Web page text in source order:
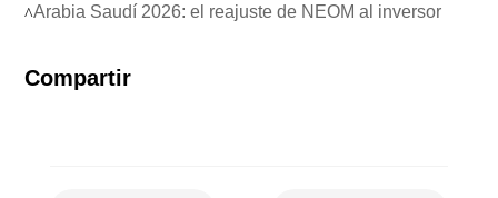
Arabia Saudí 2026: el reajuste de NEOM al inversor
Compartir